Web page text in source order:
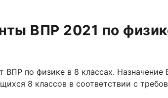
ВПР 2021 по
ВПР по физике в 8 классах.
8 классов в соответствии с